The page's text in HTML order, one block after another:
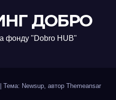
ДОБРО
фонду "Dobro HUB"
Тема: Newsup, автор Themeansar